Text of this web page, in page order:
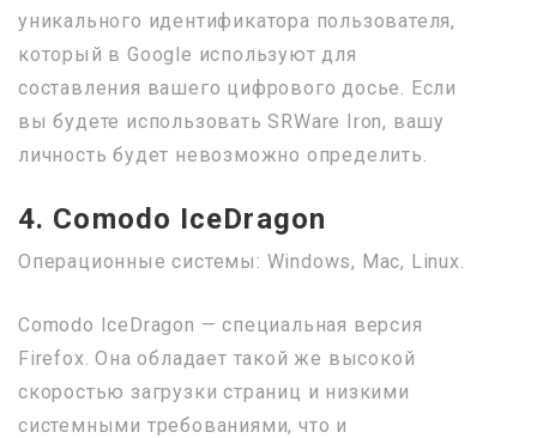
уникального идентификатора пользователя,
который в Google используют для
составления вашего цифрового досье. Если
вы будете использовать SRWare Iron, вашу
личность будет невозможно определить.
4. Comodo IceDragon
Операционные системы: Windows, Mac, Linux.
Comodo IceDragon — специальная версия
Firefox. Она обладает такой же высокой
скоростью загрузки страниц и низкими
системными требованиями, что и